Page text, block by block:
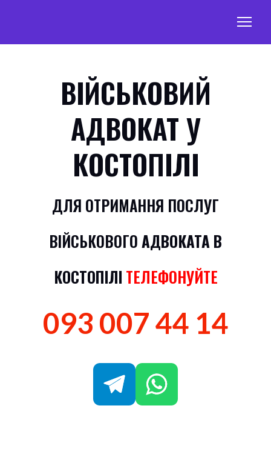
ВІЙСЬКОВИЙ
АДВОКАТ У
КОСТОПІЛІ
ДЛЯ ОТРИМАННЯ ПОСЛУГ
ВІЙСЬКОВОГОАДВОКАТА В
КОСТОПІЛІ ТЕЛЕФОНУЙТЕ
093 007 44 14